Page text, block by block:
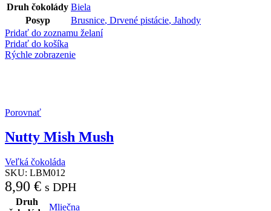
Druh čokolády Biela
Posyp
Brusnice, Drvené pistácie, Jahody
Pridať do zoznamu želaní
Pridať do košíka
Rýchle zobrazenie
Porovnať
Nutty Mish Mush
Veľká čokoláda
SKU: LBM012
8,90 € s DPH
Druh
Mliečna